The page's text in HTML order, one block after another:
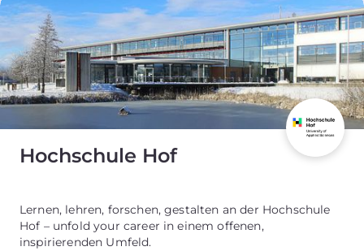
Hochschule Hof
Lernen, lehren, forschen, gestalten an der Hochschule
Hof – unfold your career in einem offenen,
inspirierenden Umfeld.